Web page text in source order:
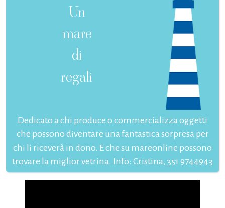
Un
mare
di
regali
Dedicato a chi produce o commercializza oggetti
che possono diventare una fantastica sorpresa per
chi li riceverà in dono. E che su mareonline possono
trovare la miglior vetrina. Info: Cristina, 351 9744943